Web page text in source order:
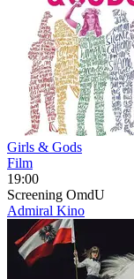
Girls & Gods
Film
19:00
Screening OmdU
Admiral Kino